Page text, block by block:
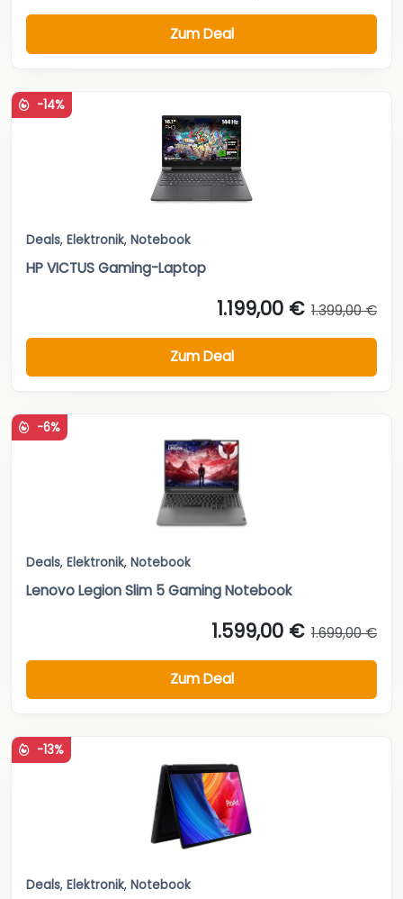
Zum Deal
-14%
Deals, Elektronik, Notebook
HP VICTUS Gaming-Laptop
1.199,00 € 1.399,00 €
Zum Deal
-6%
Deals, Elektronik, Notebook
Lenovo Legion Slim 5 Gaming Notebook
1.599,00 € 1.699,00 €
Zum Deal
-13%
Deals, Elektronik, Notebook